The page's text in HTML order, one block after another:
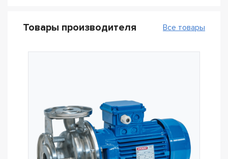
Товары производителя Все товары